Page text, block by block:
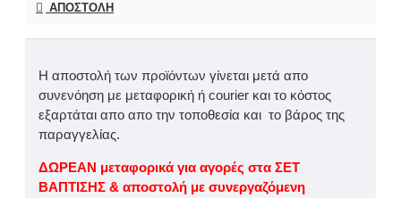
ΑΠΟΣΤΟΛΉ
Η αποστολή των προϊόντων γίνεται μετά απο
συνενόηση με μεταφορική ή courier και το κόστος
εξαρτάται απο απο την τοποθεσία και το βάρος της
παραγγελίας.
ΔΩΡΕΑΝ μεταφορικά για αγορές στα ΣΕΤ
ΒΑΠΤΙΣΗΣ & αποστολή με συνεργαζόμενη